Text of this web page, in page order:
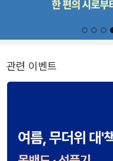
관련 이벤트